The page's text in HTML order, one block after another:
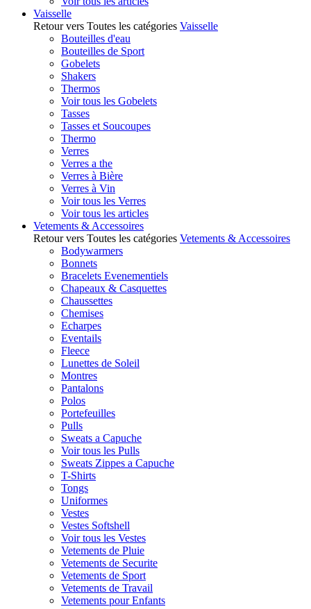
Vaisselle
Retour vers Toutes les catégories Vaisselle
Bouteilles d'eau
Bouteilles de Sport
Gobelets
Shakers
Thermos
Voir tous les Gobelets
Tasses
Tasses et Soucoupes
Thermo
Verres
Verres a the
Verres à Bière
Verres à Vin
Voir tous les Verres
Voir tous les articles
Vetements & Accessoires
Retour vers Toutes les catégories Vetements & Accessoires
Bodywarmers
Bonnets
Bracelets Evenementiels
Chapeaux & Casquettes
Chaussettes
Chemises
Echarpes
Eventails
Fleece
Lunettes de Soleil
Montres
Pantalons
Polos
Portefeuilles
Pulls
Sweats a Capuche
Voir tous les Pulls
Sweats Zippes a Capuche
T-Shirts
Tongs
Uniformes
Vestes
Vestes Softshell
Voir tous les Vestes
Vetements de Pluie
Vetements de Securite
Vetements de Sport
Vetements de Travail
Vetements pour Enfants